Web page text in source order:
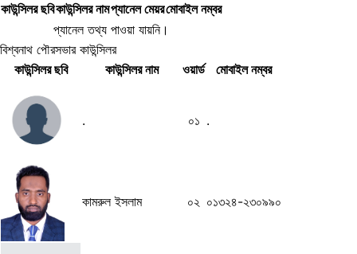
কাউন্সিলর ছবিকাউন্সিলর নামপ্যানেল মেয়রমোবাইল নম্বর
প্যানেল তথ্য পাওয়া যায়নি।
বিশ্বনাথ পৌরসভার কাউন্সিলর
কাউন্সিলর ছবি
কাউন্সিলর নাম ওয়ার্ড মোবাইল নম্বর
. ০১ .
কামরুল ইসলাম ০২ ০১৩২৪-২৩০৯৯০